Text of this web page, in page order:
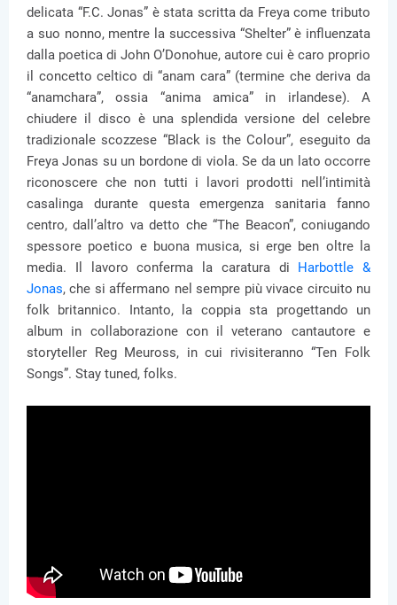
delicata “F.C. Jonas” è stata scritta da Freya come tributo
a suo nonno, mentre la successiva “Shelter” è influenzata
dalla poetica di John O’Donohue, autore cui è caro proprio
il concetto celtico di “anam cara” (termine che deriva da
“anamchara”, ossia “anima amica” in irlandese). A
chiudere il disco è una splendida versione del celebre
tradizionale scozzese “Black is the Colour”, eseguito da
Freya Jonas su un bordone di viola. Se da un lato occorre
riconoscere che non tutti i lavori prodotti nell’intimità
casalinga durante questa emergenza sanitaria fanno
centro, dall’altro va detto che “The Beacon”, coniugando
spessore poetico e buona musica, si erge ben oltre la
media. Il lavoro conferma la caratura di Harbottle &
Jonas, che si affermano nel sempre più vivace circuito nu
folk britannico. Intanto, la coppia sta progettando un
album in collaborazione con il veterano cantautore e
storyteller Reg Meuross, in cui rivisiteranno “Ten Folk
Songs”. Stay tuned, folks.